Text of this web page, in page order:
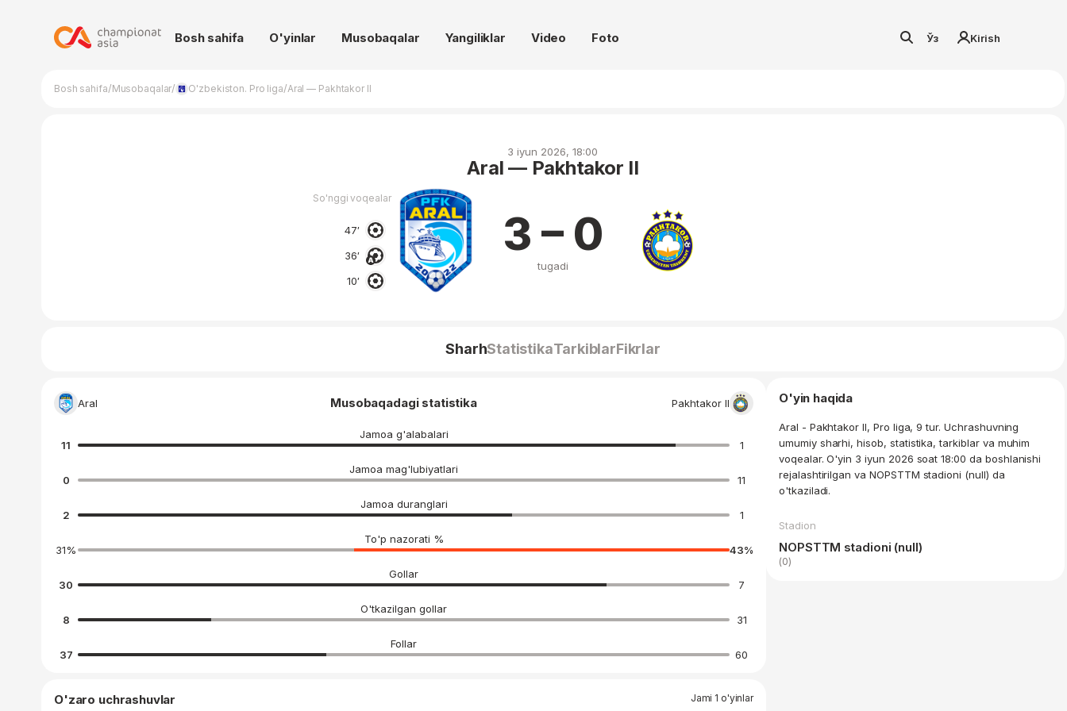
Bosh sahifa O'yinlar Musobaqalar Yangiliklar Video Foto Ўз Kirish
Bosh sahifa/Musobaqalar/ O'zbekiston. Pro liga/Aral — Pakhtakor II
3 iyun 2026, 18:00
Aral — Pakhtakor II
So'nggi voqealar
47′
36′
10′
3 – 0
tugadi
SharhStatistikaTarkiblarFikrlar
Aral Musobaqadagi statistika Pakhtakor II
Jamoa g'alabalari
11
1
Jamoa mag'lubiyatlari
0
11
Jamoa duranglari
2
1
To'p nazorati %
31% 43%
Gollar
30
7
O'tkazilgan gollar
8
31
Follar
37
60
O'zaro uchrashuvlar Jami 1 o'yinlar
O'yin haqida
Aral - Pakhtakor II, Pro liga, 9 tur. Uchrashuvning
umumiy sharhi, hisob, statistika, tarkiblar va muhim
voqealar. O'yin 3 iyun 2026 soat 18:00 da boshlanishi
rejalashtirilgan va NOPSTTM stadioni (null) da
o'tkaziladi.
Stadion
NOPSTTM stadioni (null)
(0)